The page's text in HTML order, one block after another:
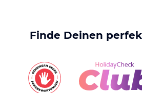
Finde Deinen